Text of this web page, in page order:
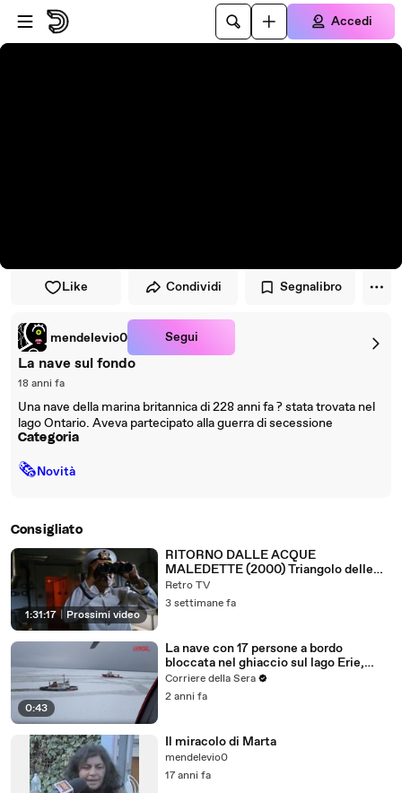
Vai al lettore
Passa al contenuto principale
Accedi
Like Condividi Segnalibro
mendelevio0 Segui
La nave sul fondo
18 anni fa
Una nave della marina britannica di 228 anni fa ? stata trovata nel
lago Ontario. Aveva partecipato alla guerra di secessione
Categoria
🗞Novità
Consigliato
1:31:17 Prossimi video
RITORNO DALLE ACQUE
MALEDETTE (2000) Triangolo delle
Bermuda
Retro TV
3 settimane fa
0:43
La nave con 17 persone a bordo
bloccata nel ghiaccio sul lago Erie,
negli Usa: la rompighiaccio prova a
liberarla
Corriere della Sera
2 anni fa
Il miracolo di Marta
mendelevio0
17 anni fa